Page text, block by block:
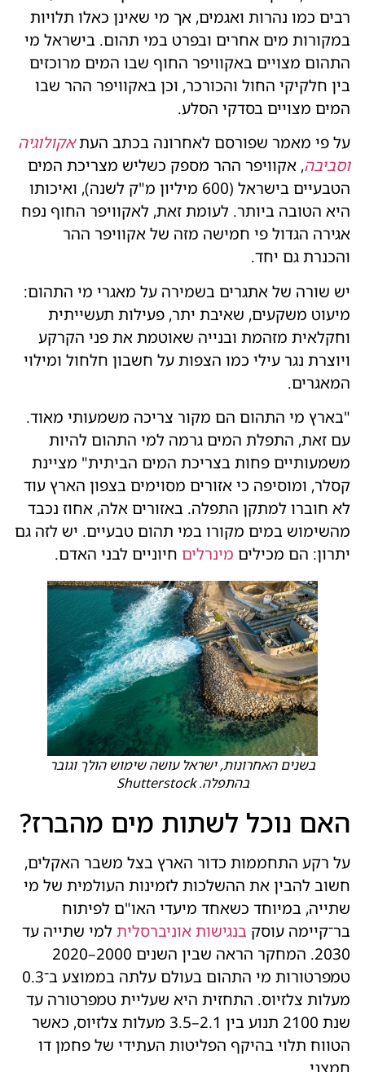
רבים כמו נהרות ואגמים, אך מי שאינן כאלו תלויות
במקורות מים אחרים ובפרט במי תהום. בישראל מי
התהום מצויים באקוויפר החוף שבו המים מרוכזים
בין חלקיקי החול והכורכר, וכן באקוויפר ההר שבו
המים מצויים בסדקי הסלע.
על פי מאמר שפורסם לאחרונה בכתב העתאקולוגיה
וסביבה, אקוויפר ההר מספק כשליש מצריכת המים
הטבעיים בישראל (600 מיליון מ"ק לשנה), ואיכותו
היא הטובה ביותר. לעומת זאת, לאקוויפר החוף נפח
אגירה הגדול פי חמישה מזה של אקוויפר ההר
והכנרת גם יחד.
יש שורה של אתגרים בשמירה על מאגרי מי התהום:
מיעוט משקעים, שאיבת יתר, פעילות תעשייתית
וחקלאית מזהמת ובנייה שאוטמת את פני הקרקע
ויוצרת נגר עילי כמו הצפות על חשבון חלחול ומילוי
המאגרים.
"בארץ מי התהום הם מקור צריכה משמעותי מאוד.
עם זאת, התפלת המים גרמה למי התהום להיות
משמעותיים פחות בצריכת המים הביתית" מציינת
קסלר, ומוסיפה כי אזורים מסוימים בצפון הארץ עוד
לא חוברו למתקן התפלה. באזורים אלה, אחוז נכבד
מהשימוש במים מקורו במי תהום טבעיים. יש לזה גם
יתרון: הם מכילים מינרלים חיוניים לבני האדם.
בשנים האחרונות, ישראל עושה שימוש הולך וגובר
בהתפלה. Shutterstock
האם נוכל לשתות מים מהברז?
על רקע התחממות כדור הארץ בצל משבר האקלים,
חשוב להבין את ההשלכות לזמינות העולמית של מי
שתייה, במיוחד כשאחד מיעדי האו"ם לפיתוח
בר־קיימה עוסק בנגישות אוניברסליתלמי שתייה עד
2030. המחקר הראה שבין השנים 2000–2020
טמפרטורות מי התהום בעולם עלתה בממוצע ב־0.3
מעלות צלזיוס. התחזית היא שעליית טמפרטורה עד
שנת 2100 תנוע בין 2.1–3.5 מעלות צלזיוס, כאשר
הטווח תלוי בהיקף הפליטות העתידי של פחמן דו